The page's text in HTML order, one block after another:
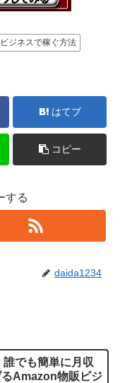
ジネスで稼ぐ方法
はてブ
コピー
する
daida1234
誰でも簡単に月収
Amazon物販ビジ